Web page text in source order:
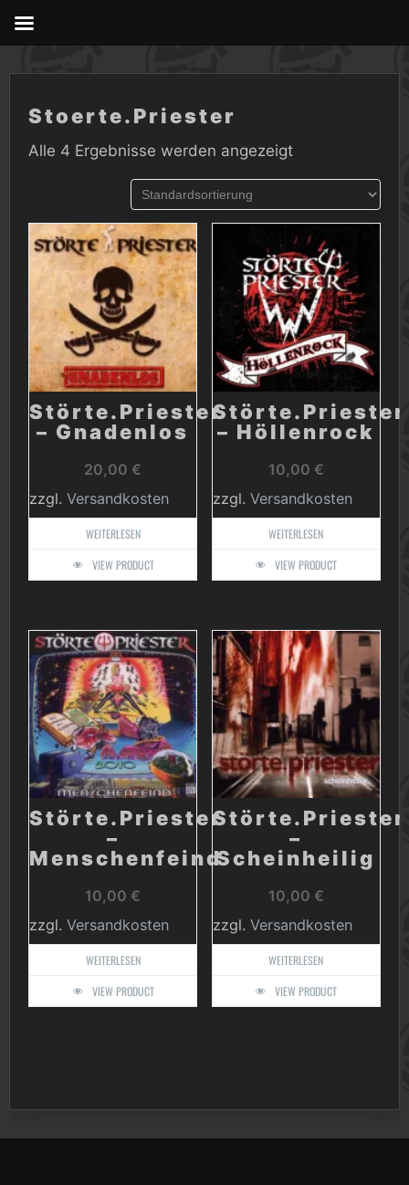
Stoerte.Priester
Alle 4 Ergebnisse werden angezeigt
Störte.Priester
– Gnadenlos
20,00€
zzgl. Versandkosten
WEITERLESEN
VIEW PRODUCT
Störte.Priester
– Höllenrock
10,00 €
zzgl. Versandkosten
WEITERLESEN
VIEW PRODUCT
Störte.Priester
–
Menschenfeind
10,00€
zzgl. Versandkosten
WEITERLESEN
VIEW PRODUCT
Störte.Priester
–
Scheinheilig
10,00 €
zzgl. Versandkosten
WEITERLESEN
VIEW PRODUCT